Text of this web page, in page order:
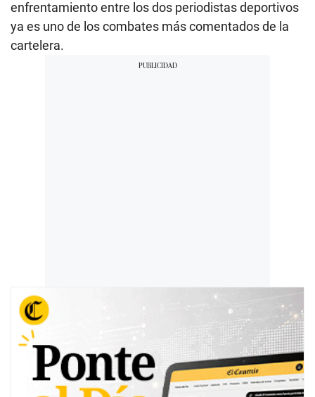
enfrentamiento entre los dos periodistas deportivos
ya es uno de los combates más comentados de la
cartelera.